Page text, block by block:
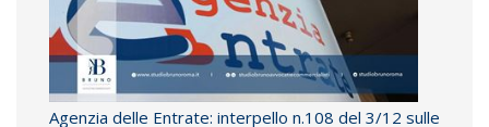
Agenzia delle Entrate: interpello n.108 del 3/12 sulle